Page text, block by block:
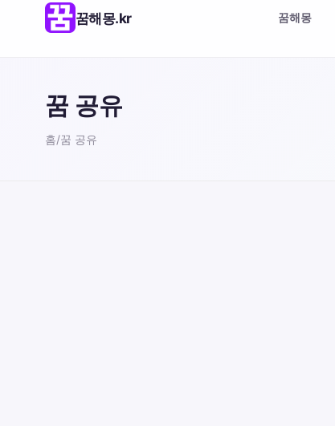
꿈해몽.kr 꿈해몽
꿈 공유
홈/꿈 공유